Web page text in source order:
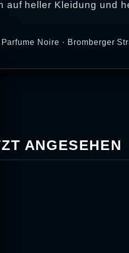
auf heller Kleidung und
Noire · Bromberger
ANGESEHEN